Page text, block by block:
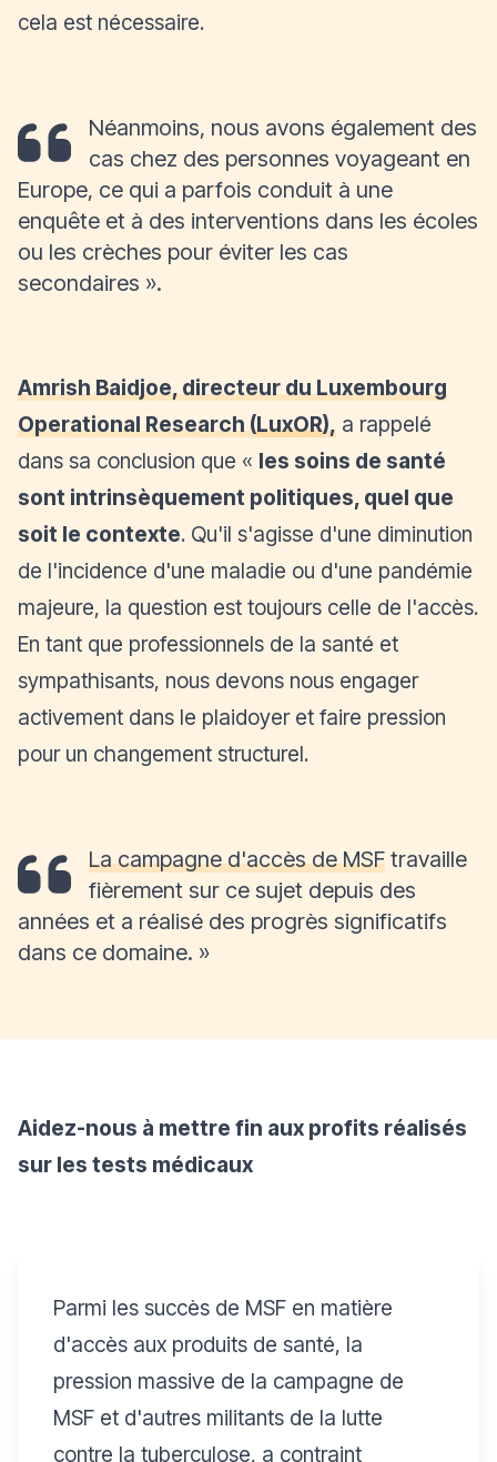
cela est nécessaire.
Néanmoins, nous avons également des
cas chez des personnes voyageant en
Europe, ce qui a parfois conduit à une
enquête et à des interventions dans les écoles
ou les crèches pour éviter les cas
secondaires ».
Amrish Baidjoe, directeur du Luxembourg
Operational Research (LuxOR), a rappelé
dans sa conclusion que « les soins de santé
sont intrinsèquement politiques, quel que
soit le contexte. Qu'il s'agisse d'une diminution
de l'incidence d'une maladie ou d'une pandémie
majeure, la question est toujours celle de l'accès.
En tant que professionnels de la santé et
sympathisants, nous devons nous engager
activement dans le plaidoyer et faire pression
pour un changement structurel.
La campagne d'accès de MSF travaille
fièrement sur ce sujet depuis des
années et a réalisé des progrès significatifs
dans ce domaine. »
Aidez-nous à mettre fin aux profits réalisés
sur les tests médicaux
Parmi les succès de MSF en matière
d'accès aux produits de santé, la
pression massive de la campagne de
MSF et d'autres militants de la lutte
contre la tuberculose, a contraint